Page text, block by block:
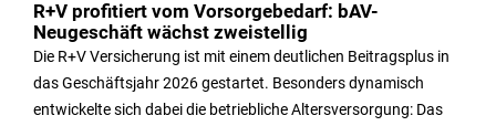
R+V profitiert vom Vorsorgebedarf: bAV-
Neugeschäft wächst zweistellig
Die R+V Versicherung ist mit einem deutlichen Beitragsplus in
das Geschäftsjahr 2026 gestartet. Besonders dynamisch
entwickelte sich dabei die betriebliche Altersversorgung: Das